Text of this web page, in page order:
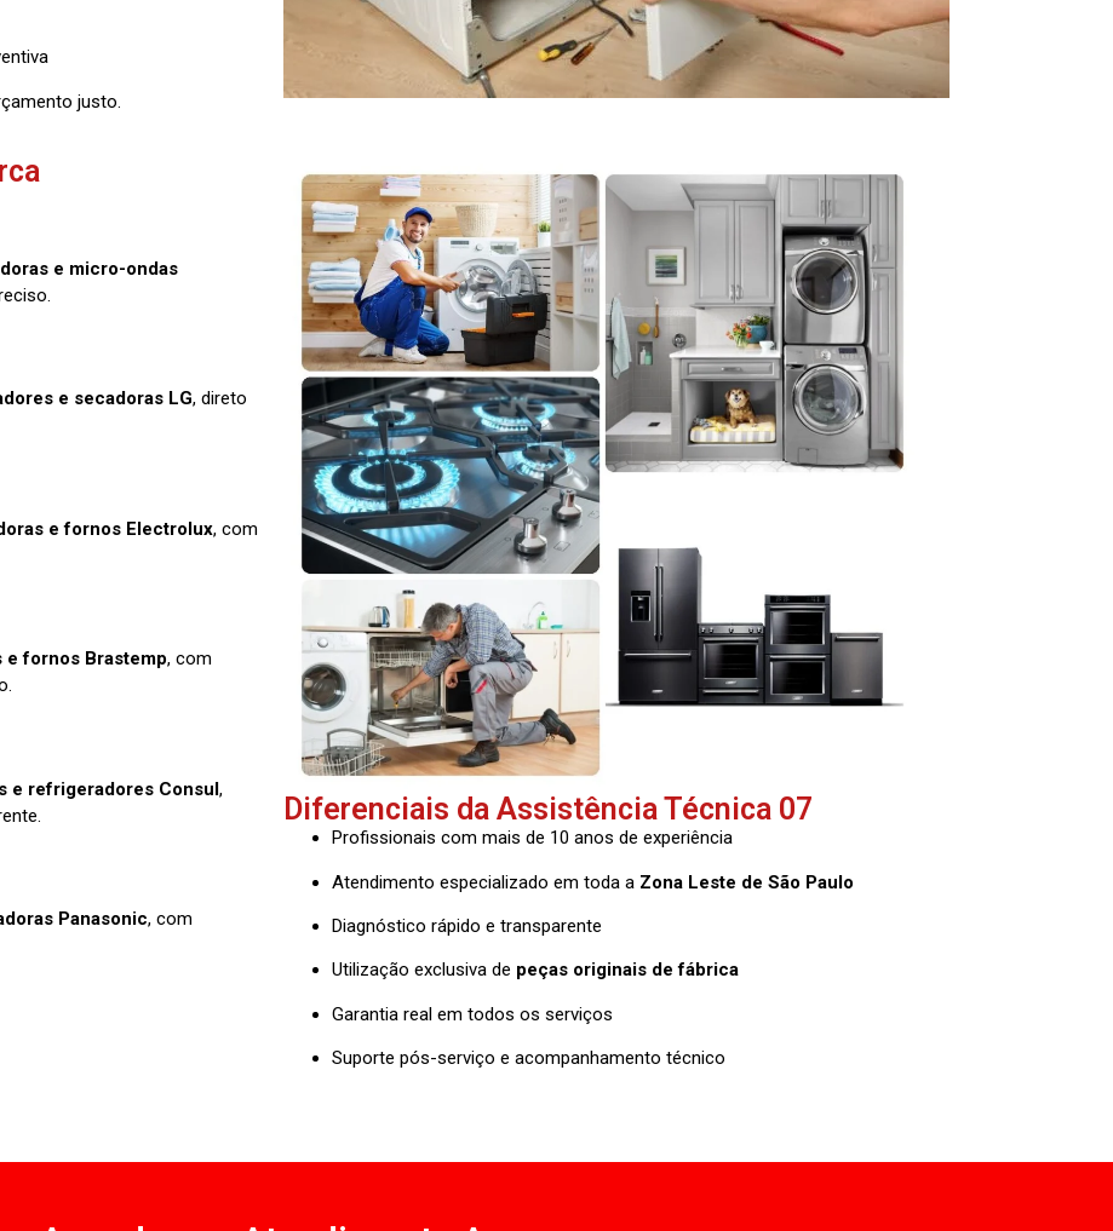
justo.
e micro-ondas
e secadoras LG, direto
e fornos Electrolux, com
e fornos Brastemp, com
e refrigeradores Consul,
Panasonic, com
Diferenciais da Assistência Técnica 07
Profissionais com mais de 10 anos de experiência
Atendimento especializado em toda a Zona Leste de São Paulo
Diagnóstico rápido e transparente
Utilização exclusiva de peças originais de fábrica
Garantia real em todos os serviços
Suporte pós-serviço e acompanhamento técnico